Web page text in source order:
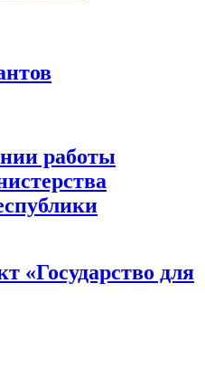
работы
«Государство для